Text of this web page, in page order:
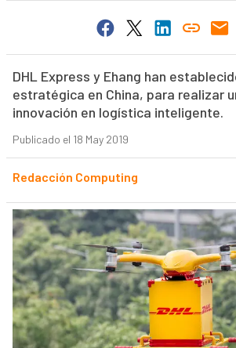
DHL Express y Ehang han
estratégica en China, para realizar
innovación en logística inteligente.
Publicado el 18 May 2019
Redacción Computing